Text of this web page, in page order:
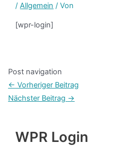
/Allgemein / Von
[wpr-login]
Post navigation
← Vorheriger Beitrag
Nächster Beitrag →
WPR Login